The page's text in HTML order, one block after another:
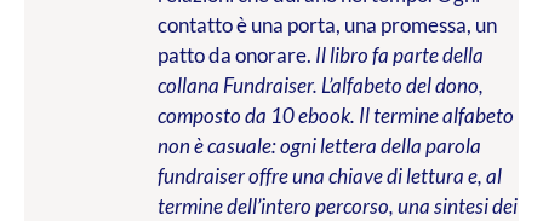
contatto è una porta, una promessa, un
patto da onorare. Il libro fa parte della
collana Fundraiser. L’alfabeto del dono,
composto da 10 ebook. Il termine alfabeto
non è casuale: ogni lettera della parola
fundraiser offre una chiave di lettura e, al
termine dell’intero percorso, una sintesi dei